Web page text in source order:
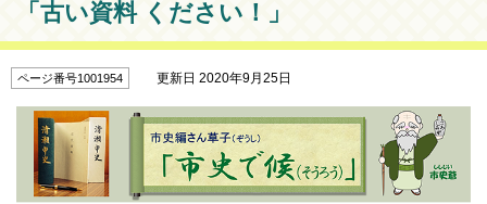
「古い資料 ください！」
ページ番号1001954 更新日 2020年9月25日